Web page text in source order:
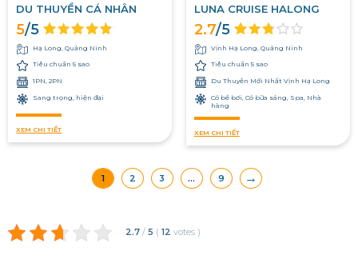
DU THUYỀN CÁ NHÂN
5/5
Hạ Long, Quảng Ninh
Tiêu chuẩn 5 sao
1PN, 2PN
Sang trọng, hiện đại
XEM CHI TIẾT
LUNA CRUISE HALONG
2.7/5
Vịnh Hạ Long, Quảng Ninh
Tiêu chuẩn 5 sao
Du Thuyền Mới Nhất Vịnh Hạ Long
Có bể bơi, Có bữa sáng, Spa, Nhà
hàng
XEM CHI TIẾT
1 2 3 … 9 →
2.7 / 5 ( 12 votes )